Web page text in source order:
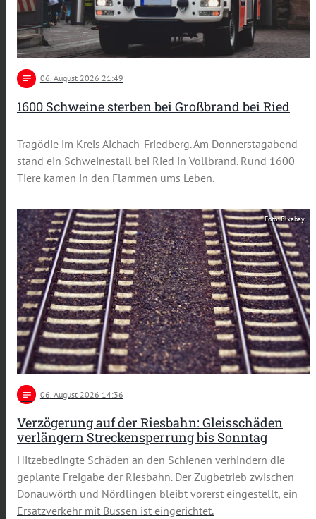
notes 06. August 2026 21:49
1600 Schweine sterben bei Großbrand bei Ried
Tragödie im Kreis Aichach-Friedberg. Am Donnerstagabend
stand ein Schweinestall bei Ried in Vollbrand. Rund 1600
Tiere kamen in den Flammen ums Leben.
Foto: Pixabay
notes 06 . August 2026 14:36
Verzögerung auf der Riesbahn: Gleisschäden
verlängern Streckensperrung bis Sonntag
Hitzebedingte Schäden an den Schienen verhindern die
geplante Freigabe der Riesbahn. Der Zugbetrieb zwischen
Donauwörth und Nördlingen bleibt vorerst eingestellt, ein
Ersatzverkehr mit Bussen ist eingerichtet.